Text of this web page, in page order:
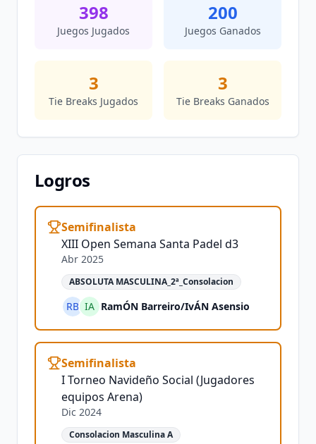
398
Juegos Jugados
200
Juegos Ganados
3
Tie Breaks Jugados
3
Tie Breaks Ganados
Logros
Semifinalista
XIII Open Semana Santa Padel d3
Abr 2025
ABSOLUTA MASCULINA_2ª_Consolacion
RB IA RamÓN Barreiro/IvÁN Asensio
Semifinalista
I Torneo Navideño Social (Jugadores
equipos Arena)
Dic 2024
Consolacion Masculina A